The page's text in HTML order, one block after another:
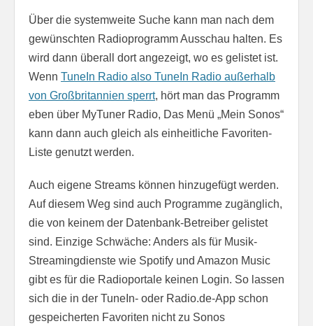
Über die systemweite Suche kann man nach dem
gewünschten Radioprogramm Ausschau halten. Es
wird dann überall dort angezeigt, wo es gelistet ist.
Wenn TuneIn Radio also TuneIn Radio außerhalb
von Großbritannien sperrt, hört man das Programm
eben über MyTuner Radio, Das Menü „Mein Sonos“
kann dann auch gleich als einheitliche Favoriten-
Liste genutzt werden.
Auch eigene Streams können hinzugefügt werden.
Auf diesem Weg sind auch Programme zugänglich,
die von keinem der Datenbank-Betreiber gelistet
sind. Einzige Schwäche: Anders als für Musik-
Streamingdienste wie Spotify und Amazon Music
gibt es für die Radioportale keinen Login. So lassen
sich die in der TuneIn- oder Radio.de-App schon
gespeicherten Favoriten nicht zu Sonos